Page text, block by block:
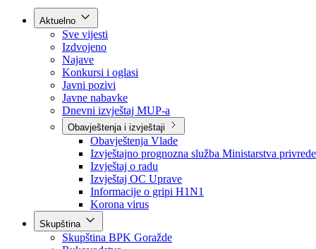
Kontakt
Aktuelno
Sve vijesti
Izdvojeno
Najave
Konkursi i oglasi
Javni pozivi
Javne nabavke
Dnevni izvještaj MUP-a
Obavještenja i izvještaji
Obavještenja Vlade
Izvještajno prognozna služba Ministarstva privrede
Izvještaj o radu
Izvještaj OC Uprave
Informacije o gripi H1N1
Korona virus